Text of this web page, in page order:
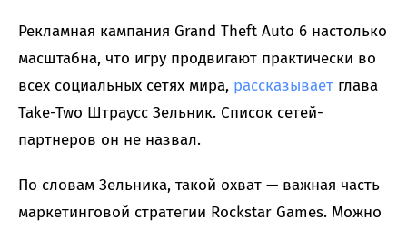
Рекламная кампания Grand Theft Auto 6 настолько
масштабна, что игру продвигают практически во
всех социальных сетях мира, рассказывает глава
Take-Two Штраусс Зельник. Список сетей-
партнеров он не назвал.
По словам Зельника, такой охват — важная часть
маркетинговой стратегии Rockstar Games. Можно